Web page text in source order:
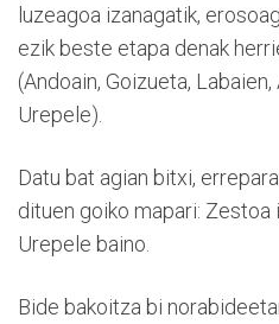
luzeagoa izanagatik,
ezik beste etapa denak
(Andoain, Goizueta,
Urepele).
Datu bat agian bitxi,
dituen goiko mapari: Zestoa
Urepele baino.
Bide bakoitza bi